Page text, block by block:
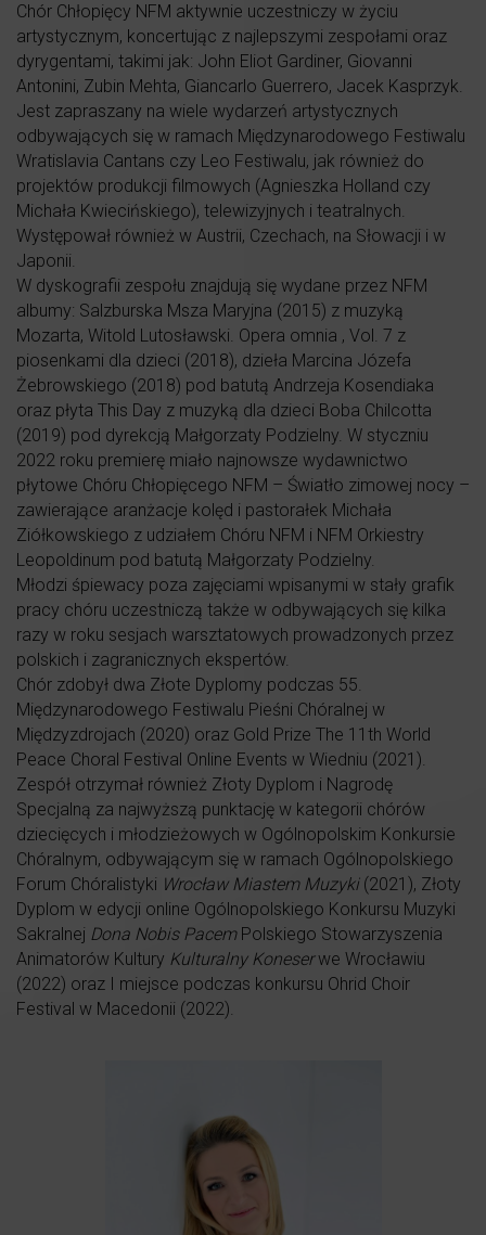
Chór Chłopięcy NFM aktywnie uczestniczy w życiu
artystycznym, koncertując z najlepszymi zespołami oraz
dyrygentami, takimi jak: John Eliot Gardiner, Giovanni
Antonini, Zubin Mehta, Giancarlo Guerrero, Jacek Kasprzyk.
Jest zapraszany na wiele wydarzeń artystycznych
odbywających się w ramach Międzynarodowego Festiwalu
Wratislavia Cantans czy Leo Festiwalu, jak również do
projektów produkcji filmowych (Agnieszka Holland czy
Michała Kwiecińskiego), telewizyjnych i teatralnych.
Występował również w Austrii, Czechach, na Słowacji i w
Japonii.
W dyskografii zespołu znajdują się wydane przez NFM
albumy: Salzburska Msza Maryjna (2015) z muzyką
Mozarta, Witold Lutosławski. Opera omnia , Vol. 7 z
piosenkami dla dzieci (2018), dzieła Marcina Józefa
Żebrowskiego (2018) pod batutą Andrzeja Kosendiaka
oraz płyta This Day z muzyką dla dzieci Boba Chilcotta
(2019) pod dyrekcją Małgorzaty Podzielny. W styczniu
2022 roku premierę miało najnowsze wydawnictwo
płytowe Chóru Chłopięcego NFM – Światło zimowej nocy –
zawierające aranżacje kolęd i pastorałek Michała
Ziółkowskiego z udziałem Chóru NFM i NFM Orkiestry
Leopoldinum pod batutą Małgorzaty Podzielny.
Młodzi śpiewacy poza zajęciami wpisanymi w stały grafik
pracy chóru uczestniczą także w odbywających się kilka
razy w roku sesjach warsztatowych prowadzonych przez
polskich i zagranicznych ekspertów.
Chór zdobył dwa Złote Dyplomy podczas 55.
Międzynarodowego Festiwalu Pieśni Chóralnej w
Międzyzdrojach (2020) oraz Gold Prize The 11th World
Peace Choral Festival Online Events w Wiedniu (2021).
Zespół otrzymał również Złoty Dyplom i Nagrodę
Specjalną za najwyższą punktację w kategorii chórów
dziecięcych i młodzieżowych w Ogólnopolskim Konkursie
Chóralnym, odbywającym się w ramach Ogólnopolskiego
Forum Chóralistyki Wrocław Miastem Muzyki(2021), Złoty
Dyplom w edycji online Ogólnopolskiego Konkursu Muzyki
Sakralnej Dona Nobis PacemPolskiego Stowarzyszenia
Animatorów Kultury Kulturalny Koneserwe Wrocławiu
(2022) oraz I miejsce podczas konkursu Ohrid Choir
Festival w Macedonii (2022).